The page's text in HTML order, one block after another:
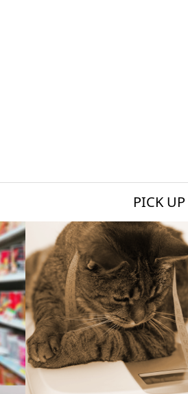
PICK UP